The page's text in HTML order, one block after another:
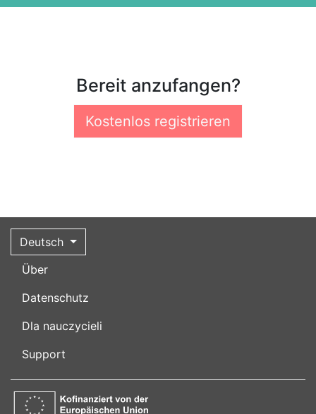
Bereit anzufangen?
Kostenlos registrieren
Deutsch
Über
Datenschutz
Dla nauczycieli
Support